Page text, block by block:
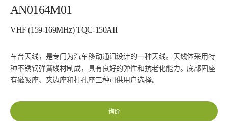
AN0164M01
VHF (159-169MHz) TQC-150AII
车台天线，是专门为汽车移动通讯设计的一种天线。天线体采用特
种不锈钢弹簧线材制成，具有良好的弹性和抗老化能力。底部固座
有磁吸座、夹边座和打孔座三种可供用户选择。
询价